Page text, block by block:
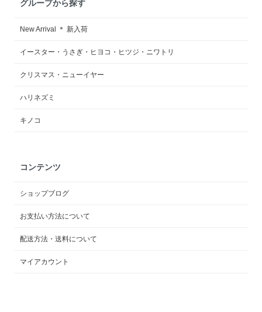
グループから探す
New Arrival ＊ 新入荷
イースター・うさぎ・ヒヨコ・ヒツジ・ニワトリ
クリスマス・ニューイヤー
ハリネズミ
キノコ
コンテンツ
ショップブログ
お支払い方法について
配送方法・送料について
マイアカウント